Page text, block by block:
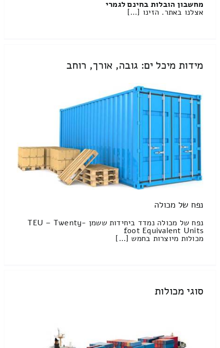
מחשבון הובלות בחינם לגמרי
אצלנו באתר. הזינו […]
מידות מיכל ים: גובה, אורך, רוחב
נפח של מכולה
נפח של מכולה נמדד ביחידות ששמן TEU – Twenty-
foot Equivalent Units
מכולות מיוצרות בחמש […]
סוגי מכולות